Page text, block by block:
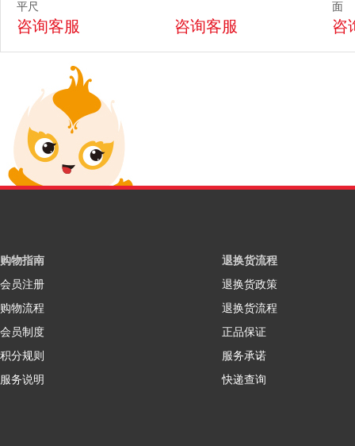
平尺
咨询客服 咨询客服
面
咨
购物指南
会员注册
购物流程
会员制度
积分规则
服务说明
退换货流程
退换货政策
退换货流程
正品保证
服务承诺
快递查询